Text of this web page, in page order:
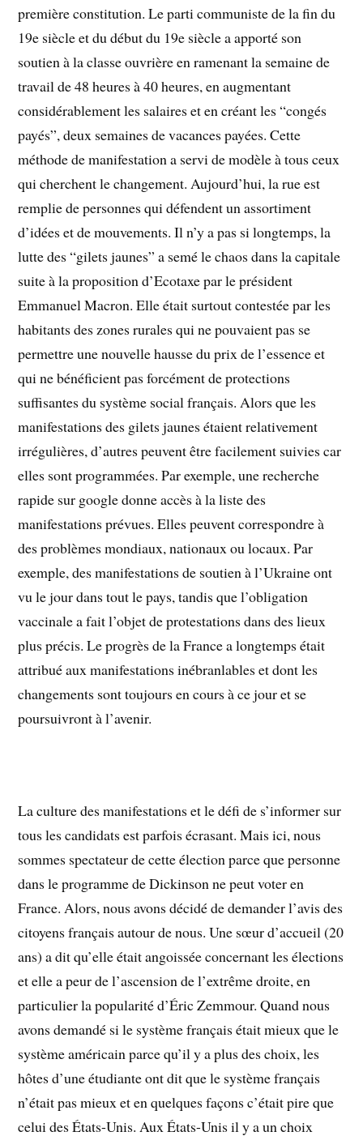
première constitution. Le parti communiste de la fin du
19e siècle et du début du 19e siècle a apporté son
soutien à la classe ouvrière en ramenant la semaine de
travail de 48 heures à 40 heures, en augmentant
considérablement les salaires et en créant les “congés
payés”, deux semaines de vacances payées. Cette
méthode de manifestation a servi de modèle à tous ceux
qui cherchent le changement. Aujourd’hui, la rue est
remplie de personnes qui défendent un assortiment
d’idées et de mouvements. Il n’y a pas si longtemps, la
lutte des “gilets jaunes” a semé le chaos dans la capitale
suite à la proposition d’Ecotaxe par le président
Emmanuel Macron. Elle était surtout contestée par les
habitants des zones rurales qui ne pouvaient pas se
permettre une nouvelle hausse du prix de l’essence et
qui ne bénéficient pas forcément de protections
suffisantes du système social français. Alors que les
manifestations des gilets jaunes étaient relativement
irrégulières, d’autres peuvent être facilement suivies car
elles sont programmées. Par exemple, une recherche
rapide sur google donne accès à la liste des
manifestations prévues. Elles peuvent correspondre à
des problèmes mondiaux, nationaux ou locaux. Par
exemple, des manifestations de soutien à l’Ukraine ont
vu le jour dans tout le pays, tandis que l’obligation
vaccinale a fait l’objet de protestations dans des lieux
plus précis. Le progrès de la France a longtemps était
attribué aux manifestations inébranlables et dont les
changements sont toujours en cours à ce jour et se
poursuivront à l’avenir.
La culture des manifestations et le défi de s’informer sur
tous les candidats est parfois écrasant. Mais ici, nous
sommes spectateur de cette élection parce que personne
dans le programme de Dickinson ne peut voter en
France. Alors, nous avons décidé de demander l’avis des
citoyens français autour de nous. Une sœur d’accueil (20
ans) a dit qu’elle était angoissée concernant les élections
et elle a peur de l’ascension de l’extrême droite, en
particulier la popularité d’Éric Zemmour. Quand nous
avons demandé si le système français était mieux que le
système américain parce qu’il y a plus des choix, les
hôtes d’une étudiante ont dit que le système français
n’était pas mieux et en quelques façons c’était pire que
celui des États-Unis. Aux États-Unis il y a un choix